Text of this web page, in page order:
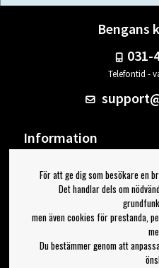
Bengans
031-
Telefontid -
Information
Om Bengans
FAQ / Köp- & Leveransvillkor
Jag vill ha
För att ge dig som besökare en
Det handlar dels om
men även cookies för prestanda,
Du bestämmer genom att